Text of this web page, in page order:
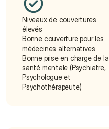
Niveaux de couvertures
élevés
Bonne couverture pour les
médecines alternatives
Bonne prise en charge de la
santé mentale (Psychiatre,
Psychologue et
Psychothérapeute)